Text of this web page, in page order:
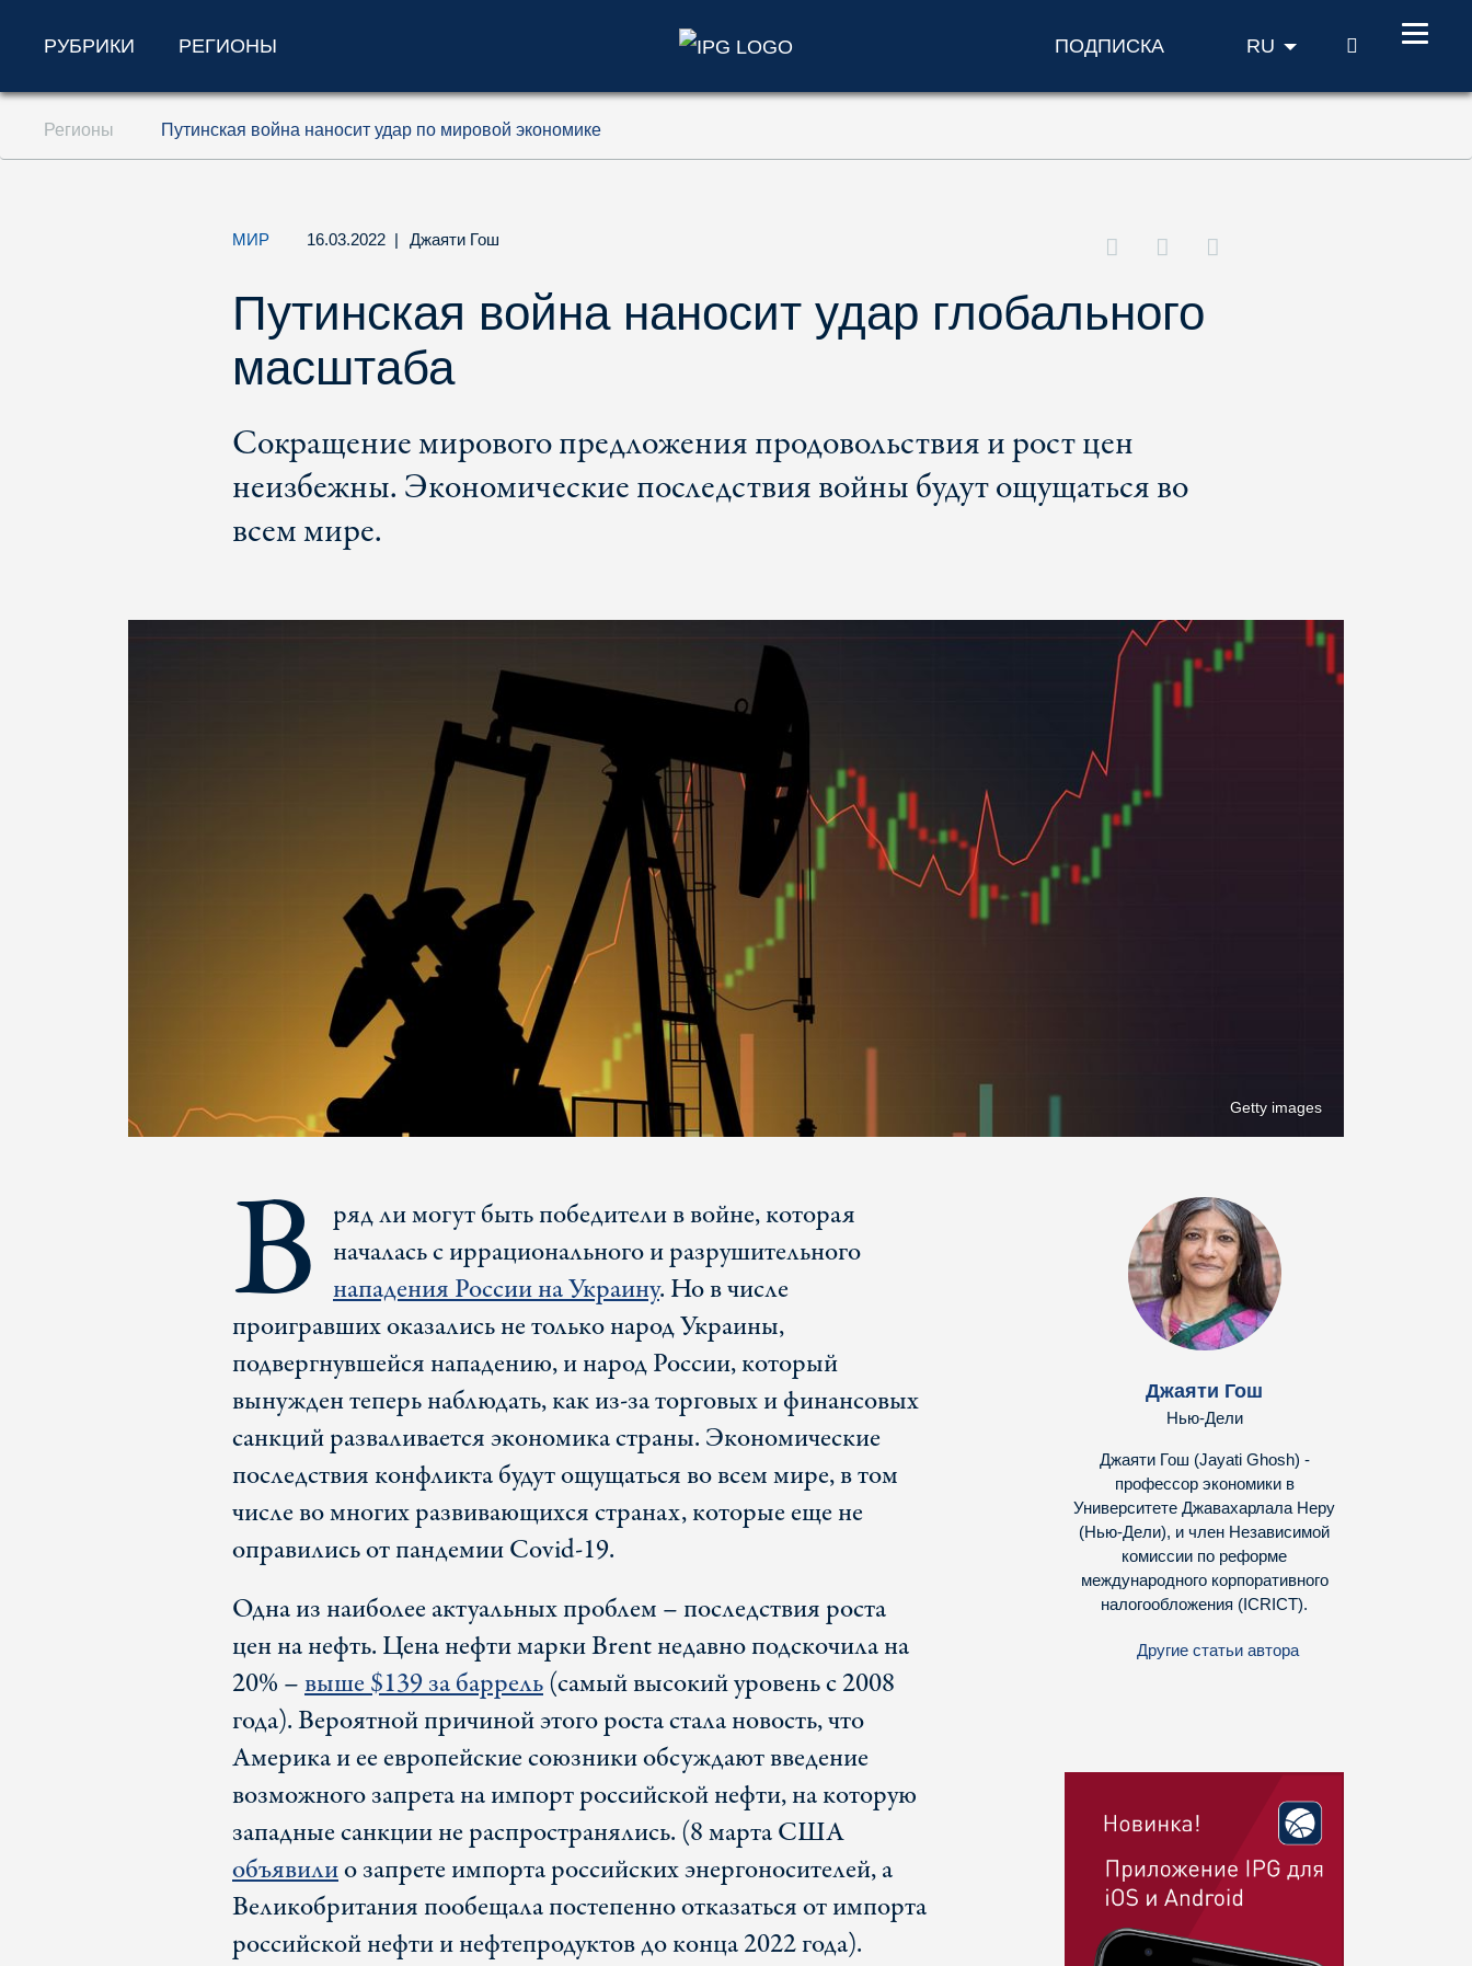
Перейти к содержанию (ключ доступа '1')
Перейти к поиску (ключ доступа '2')
РУБРИКИ РЕГИОНЫ ПОДПИСКА RU ПОИСК
Регионы Путинская война наносит удар по мировой экономике
МИР 16.03.2022 | Джаяти Гош
Путинская война наносит удар глобального
масштаба
Сокращение мирового предложения продовольствия и рост цен
неизбежны. Экономические последствия войны будут ощущаться во
всем мире.
Getty images
В ряд ли могут быть победители в войне, которая
началась с иррационального и разрушительного
нападения России на Украину. Но в числе
проигравших оказались не только народ Украины,
подвергнувшейся нападению, и народ России, который
вынужден теперь наблюдать, как из-за торговых и финансовых
санкций разваливается экономика страны. Экономические
последствия конфликта будут ощущаться во всем мире, в том
числе во многих развивающихся странах, которые еще не
оправились от пандемии Covid-19.
Одна из наиболее актуальных проблем – последствия роста
цен на нефть. Цена нефти марки Brent недавно подскочила на
20% –выше $139 за баррель(самый высокий уровень с 2008
года). Вероятной причиной этого роста стала новость, что
Америка и ее европейские союзники обсуждают введение
возможного запрета на импорт российской нефти, на которую
западные санкции не распространялись. (8 марта США
объявилио запрете импорта российских энергоносителей, а
Великобритания пообещала постепенно отказаться от импорта
российской нефти и нефтепродуктов до конца 2022 года).
Джаяти Гош
Нью-Дели
Джаяти Гош (Jayati Ghosh) -
профессор экономики в
Университете Джавахарлала Неру
(Нью-Дели), и член Независимой
комиссии по реформе
международного корпоративного
налогообложения (ICRICT).
Другие статьи автора